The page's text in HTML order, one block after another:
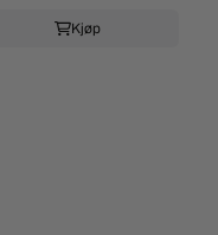
Kjøp